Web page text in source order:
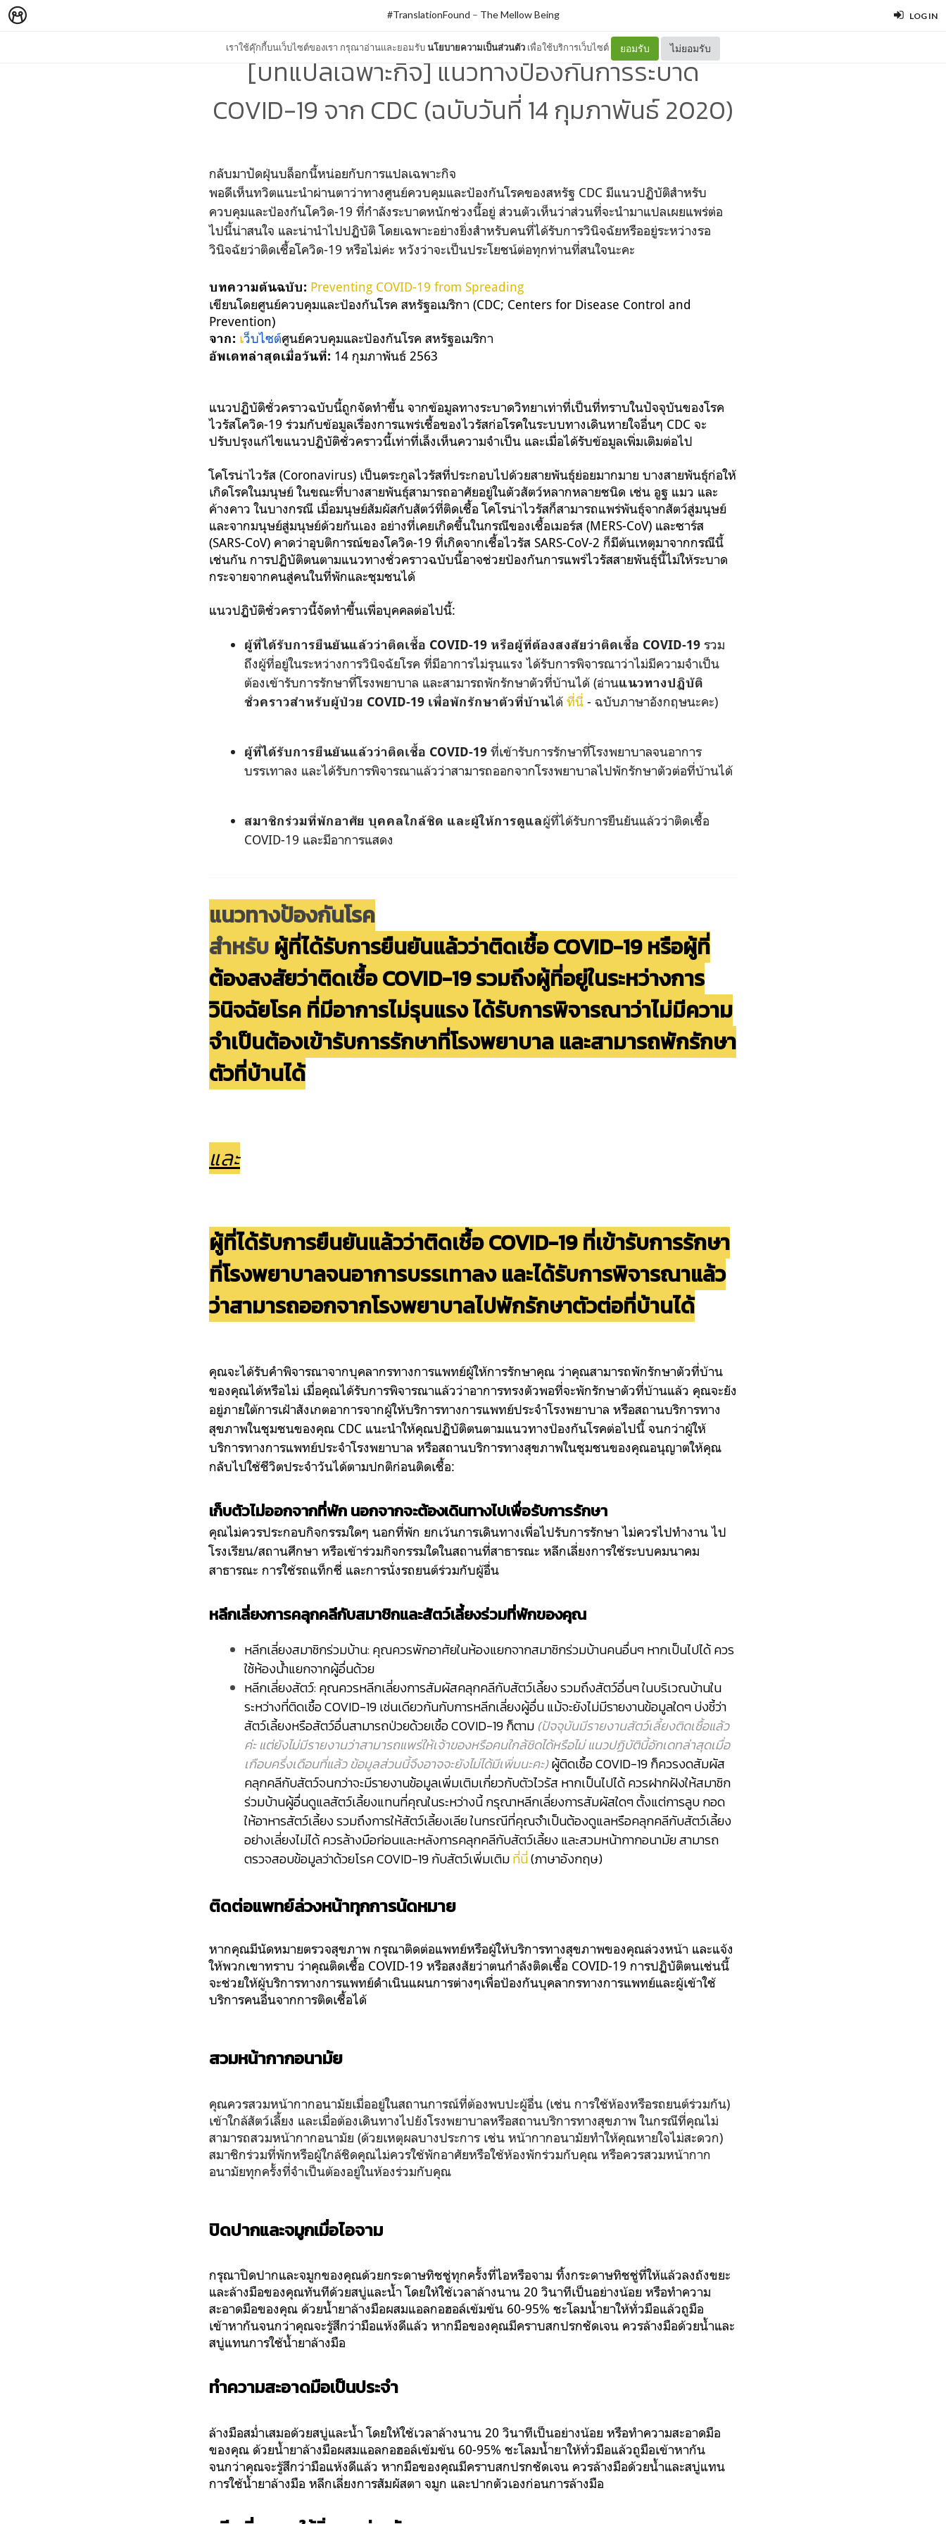
LOG IN
เราใช้คุ๊กกี้บนเว็บไซต์ของเรา กรุณาอ่านและยอมรับนโยบายความเป็นส่วนตัว เพื่อใช้บริการเว็บไซต์ ยอมรับ ไม่ยอมรับ
#TranslationFound – The Mellow Being
[บทแปลเฉพาะกิจ] แนวทางป้องกันการระบาด
COVID-19 จาก CDC (ฉบับวันที่ 14 กุมภาพันธ์ 2020)
กลับมาปัดฝุ่นบล็อกนี้หน่อยกับการแปลเฉพาะกิจ
พอดีเห็นทวิตแนะนำผ่านตาว่าทางศูนย์ควบคุมและป้องกันโรคของสหรัฐ CDC มีแนวปฏิบัติสำหรับ
ควบคุมและป้องกันโควิด-19 ที่กำลังระบาดหนักช่วงนี้อยู่ ส่วนตัวเห็นว่าส่วนที่จะนำมาแปลเผยแพร่ต่อ
ไปนี้น่าสนใจ และน่านำไปปฏิบัติ โดยเฉพาะอย่างยิ่งสำหรับคนที่ได้รับการวินิจฉัยหรืออยู่ระหว่างรอ
วินิจฉัยว่าติดเชื้อโควิด-19 หรือไม่ค่ะ หวังว่าจะเป็นประโยชน์ต่อทุกท่านที่สนใจนะคะ
บทความต้นฉบับ: Preventing COVID-19 from Spreading
เขียนโดยศูนย์ควบคุมและป้องกันโรค สหรัฐอเมริกา (CDC; Centers for Disease Control and
Prevention)
จาก: เว็บไซต์ศูนย์ควบคุมและป้องกันโรค สหรัฐอเมริกา
อัพเดทล่าสุดเมื่อวันที่: 14 กุมภาพันธ์ 2563
แนวปฏิบัติชั่วคราวฉบับนี้ถูกจัดทำขึ้น จากข้อมูลทางระบาดวิทยาเท่าที่เป็นที่ทราบในปัจจุบันของโรค
ไวรัสโควิด-19 ร่วมกับข้อมูลเรื่องการแพร่เชื้อของไวรัสก่อโรคในระบบทางเดินหายใจอื่นๆ CDC จะ
ปรับปรุงแก้ไขแนวปฏิบัติชั่วคราวนี้เท่าที่เล็งเห็นความจำเป็น และเมื่อได้รับข้อมูลเพิ่มเติมต่อไป
โคโรน่าไวรัส (Coronavirus) เป็นตระกูลไวรัสที่ประกอบไปด้วยสายพันธุ์ย่อยมากมาย บางสายพันธุ์ก่อให้
เกิดโรคในมนุษย์ ในขณะที่บางสายพันธุ์สามารถอาศัยอยู่ในตัวสัตว์หลากหลายชนิด เช่น อูฐ แมว และ
ค้างคาว ในบางกรณี เมื่อมนุษย์สัมผัสกับสัตว์ที่ติดเชื้อ โคโรน่าไวรัสก็สามารถแพร่พันธุ์จากสัตว์สู่มนุษย์
และจากมนุษย์สู่มนุษย์ด้วยกันเอง อย่างที่เคยเกิดขึ้นในกรณีของเชื้อเมอร์ส (MERS-CoV) และซาร์ส
(SARS-CoV) คาดว่าอุบติการณ์ของโควิด-19 ที่เกิดจากเชื้อไวรัส SARS-CoV-2 ก็มีต้นเหตุมาจากกรณีนี้
เช่นกัน การปฏิบัติตนตามแนวทางชั่วคราวฉบับนี้อาจช่วยป้องกันการแพร่ไวรัสสายพันธุ์นี้ไม่ให้ระบาด
กระจายจากคนสู่คนในที่พักและชุมชนได้
แนวปฏิบัติชั่วคราวนี้จัดทำขึ้นเพื่อบุคคลต่อไปนี้:
ผู้ที่ได้รับการยืนยันแล้วว่าติดเชื้อ COVID-19 หรือผู้ที่ต้องสงสัยว่าติดเชื้อ COVID-19 รวม
ถึงผู้ที่อยู่ในระหว่างการวินิจฉัยโรค ที่มีอาการไม่รุนแรง ได้รับการพิจารณาว่าไม่มีความจำเป็น
ต้องเข้ารับการรักษาที่โรงพยาบาล และสามารถพักรักษาตัวที่บ้านได้ (อ่านแนวทางปฏิบัติ
ชั่วคราวสำหรับผู้ป่วย COVID-19 เพื่อพักรักษาตัวที่บ้านได้ ที่นี่ - ฉบับภาษาอังกฤษนะคะ)
ผู้ที่ได้รับการยืนยันแล้วว่าติดเชื้อ COVID-19 ที่เข้ารับการรักษาที่โรงพยาบาลจนอาการ
บรรเทาลง และได้รับการพิจารณาแล้วว่าสามารถออกจากโรงพยาบาลไปพักรักษาตัวต่อที่บ้านได้
สมาชิกร่วมที่พักอาศัย บุคคลใกล้ชิด และผู้ให้การดูแลผู้ที่ได้รับการยืนยันแล้วว่าติดเชื้อ
COVID-19 และมีอาการแสดง
แนวทางป้องกันโรค
สำหรับ ผู้ที่ได้รับการยืนยันแล้วว่าติดเชื้อ COVID-19 หรือผู้ที่
ต้องสงสัยว่าติดเชื้อ COVID-19รวมถึงผู้ที่อยู่ในระหว่างการ
วินิจฉัยโรค ที่มีอาการไม่รุนแรง ได้รับการพิจารณาว่าไม่มีความ
จำเป็นต้องเข้ารับการรักษาที่โรงพยาบาล และสามารถพักรักษา
ตัวที่บ้านได้
และ
ผู้ที่ได้รับการยืนยันแล้วว่าติดเชื้อ COVID-19ที่เข้ารับการรักษา
ที่โรงพยาบาลจนอาการบรรเทาลง และได้รับการพิจารณาแล้ว
ว่าสามารถออกจากโรงพยาบาลไปพักรักษาตัวต่อที่บ้านได้
คุณจะได้รับคำพิจารณาจากบุคลากรทางการแพทย์ผู้ให้การรักษาคุณ ว่าคุณสามารถพักรักษาตัวที่บ้าน
ของคุณได้หรือไม่ เมื่อคุณได้รับการพิจารณาแล้วว่าอาการทรงตัวพอที่จะพักรักษาตัวที่บ้านแล้ว คุณจะยัง
อยู่ภายใต้การเฝ้าสังเกตอาการจากผู้ให้บริการทางการแพทย์ประจำโรงพยาบาล หรือสถานบริการทาง
สุขภาพในชุมชนของคุณ CDC แนะนำให้คุณปฏิบัติตนตามแนวทางป้องกันโรคต่อไปนี้ จนกว่าผู้ให้
บริการทางการแพทย์ประจำโรงพยาบาล หรือสถานบริการทางสุขภาพในชุมชนของคุณอนุญาตให้คุณ
กลับไปใช้ชีวิตประจำวันได้ตามปกติก่อนติดเชื้อ:
เก็บตัวไม่ออกจากที่พัก นอกจากจะต้องเดินทางไปเพื่อรับการรักษา
คุณไม่ควรประกอบกิจกรรมใดๆ นอกที่พัก ยกเว้นการเดินทางเพื่อไปรับการรักษา ไม่ควรไปทำงาน ไป
โรงเรียน/สถานศึกษา หรือเข้าร่วมกิจกรรมใดในสถานที่สาธารณะ หลีกเลี่ยงการใช้ระบบคมนาคม
สาธารณะ การใช้รถแท็กซี่ และการนั่งรถยนต์ร่วมกับผู้อื่น
หลีกเลี่ยงการคลุกคลีกับสมาชิกและสัตว์เลี้ยงร่วมที่พักของคุณ
หลีกเลี่ยงสมาชิกร่วมบ้าน: คุณควรพักอาศัยในห้องแยกจากสมาชิกร่วมบ้านคนอื่นๆ หากเป็นไปได้ ควร
ใช้ห้องน้ำแยกจากผู้อื่นด้วย
หลีกเลี่ยงสัตว์: คุณควรหลีกเลี่ยงการสัมผัสคลุกคลีกับสัตว์เลี้ยง รวมถึงสัตว์อื่นๆ ในบริเวณบ้านใน
ระหว่างที่ติดเชื้อ COVID-19 เช่นเดียวกันกับการหลีกเลี่ยงผู้อื่น แม้จะยังไม่มีรายงานข้อมูลใดๆ บ่งชี้ว่า
สัตว์เลี้ยงหรือสัตว์อื่นสามารถป่วยด้วยเชื้อ COVID-19 ก็ตาม (ปัจจุบันมีรายงานสัตว์เลี้ยงติดเชื้อแล้ว
ค่ะ แต่ยังไม่มีรายงานว่าสามารถแพร่ให้เจ้าของหรือคนใกล้ชิดได้หรือไม่ แนวปฏิบัตินี้อักเดทล่าสุดเมื่อ
เกือบครึ่งเดือนที่แล้ว ข้อมูลส่วนนี้จึงอาจจะยังไม่ได้มีเพิ่มนะคะ)ผู้ติดเชื้อ COVID-19 ก็ควรงดสัมผัส
คลุกคลีกับสัตว์จนกว่าจะมีรายงานข้อมูลเพิ่มเติมเกี่ยวกับตัวไวรัส หากเป็นไปได้ ควรฝากฝังให้สมาชิก
ร่วมบ้านผู้อื่นดูแลสัตว์เลี้ยงแทนที่คุณในระหว่างนี้ กรุณาหลีกเลี่ยงการสัมผัสใดๆ ตั้งแต่การลูบ กอด
ให้อาหารสัตว์เลี้ยง รวมถึงการให้สัตว์เลี้ยงเลีย ในกรณีที่คุณจำเป็นต้องดูแลหรือคลุกคลีกับสัตว์เลี้ยง
อย่างเลี่ยงไม่ได้ ควรล้างมือก่อนและหลังการคลุกคลีกับสัตว์เลี้ยง และสวมหน้ากากอนามัย สามารถ
ตรวจสอบข้อมูลว่าด้วยโรค COVID-19 กับสัตว์เพิ่มเติมที่นี่(ภาษาอังกฤษ)
ติดต่อแพทย์ล่วงหน้าทุกการนัดหมาย
หากคุณมีนัดหมายตรวจสุขภาพ กรุณาติดต่อแพทย์หรือผู้ให้บริการทางสุขภาพของคุณล่วงหน้า และแจ้ง
ให้พวกเขาทราบ ว่าคุณติดเชื้อ COVID-19 หรือสงสัยว่าตนกำลังติดเชื้อ COVID-19 การปฏิบัติตนเช่นนี้
จะช่วยให้ผู้บริการทางการแพทย์ดำเนินแผนการต่างๆเพื่อป้องกันบุคลากรทางการแพทย์และผู้เข้าใช้
บริการคนอื่นจากการติดเชื้อได้
สวมหน้ากากอนามัย
คุณควรสวมหน้ากากอนามัยเมื่ออยู่ในสถานการณ์ที่ต้องพบปะผู้อื่น (เช่น การใช้ห้องหรือรถยนต์ร่วมกัน)
เข้าใกล้สัตว์เลี้ยง และเมื่อต้องเดินทางไปยังโรงพยาบาลหรือสถานบริการทางสุขภาพ ในกรณีที่คุณไม่
สามารถสวมหน้ากากอนามัย (ด้วยเหตุผลบางประการ เช่น หน้ากากอนามัยทำให้คุณหายใจไม่สะดวก)
สมาชิกร่วมที่พักหรือผู้ใกล้ชิดคุณไม่ควรใช้พักอาศัยหรือใช้ห้องพักร่วมกับคุณ หรือควรสวมหน้ากาก
อนามัยทุกครั้งที่จำเป็นต้องอยู่ในห้องร่วมกับคุณ
ปิดปากและจมูกเมื่อไอจาม
กรุณาปิดปากและจมูกของคุณด้วยกระดาษทิชชู่ทุกครั้งที่ไอหรือจาม ทิ้งกระดาษทิชชู่ที่ให้แล้วลงถังขยะ
และล้างมือของคุณทันทีด้วยสบู่และน้ำ โดยให้ใช้เวลาล้างนาน 20 วินาทีเป็นอย่างน้อย หรือทำความ
สะอาดมือของคุณ ด้วยน้ำยาล้างมือผสมแอลกอฮอล์เข้มข้น 60-95% ชะโลมน้ำยาให้ทั่วมือแล้วถูมือ
เข้าหากันจนกว่าคุณจะรู้สึกว่ามือแห้งดีแล้ว หากมือของคุณมีคราบสกปรกชัดเจน ควรล้างมือด้วยน้ำและ
สบู่แทนการใช้น้ำยาล้างมือ
ทำความสะอาดมือเป็นประจำ
ล้างมือสม่ำเสมอด้วยสบู่และน้ำ โดยให้ใช้เวลาล้างนาน 20 วินาทีเป็นอย่างน้อย หรือทำความสะอาดมือ
ของคุณ ด้วยน้ำยาล้างมือผสมแอลกอฮอล์เข้มข้น 60-95% ชะโลมน้ำยาให้ทั่วมือแล้วถูมือเข้าหากัน
จนกว่าคุณจะรู้สึกว่ามือแห้งดีแล้ว หากมือของคุณมีคราบสกปรกชัดเจน ควรล้างมือด้วยน้ำและสบู่แทน
การใช้น้ำยาล้างมือ หลีกเลี่ยงการสัมผัสตา จมูก และปากตัวเองก่อนการล้างมือ